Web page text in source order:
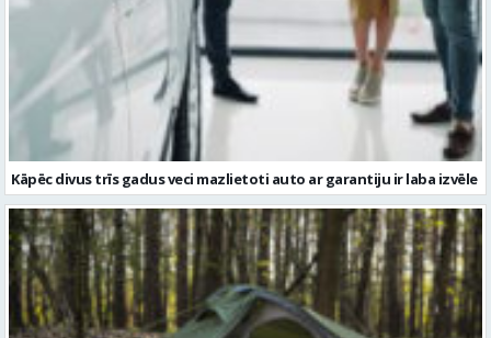
Kāpēc divus trīs gadus veci mazlietoti auto ar garantiju ir laba izvēle